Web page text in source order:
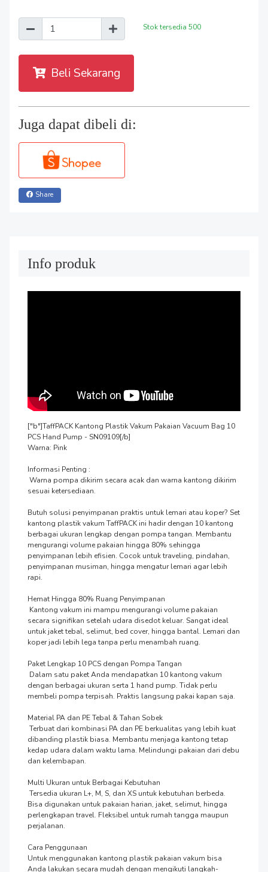
Stok tersedia 500
Beli Sekarang
Juga dapat dibeli di:
Share
Info produk
["b"]TaffPACK Kantong Plastik Vakum Pakaian Vacuum Bag 10
PCS Hand Pump - SN09109[/b]
Warna: Pink
Informasi Penting :
sesuai ketersediaan.
Butuh solusi penyimpanan praktis untuk lemari atau koper? Set
kantong plastik vakum TaffPACK ini hadir dengan 10 kantong
berbagai ukuran lengkap dengan pompa tangan. Membantu
mengurangi volume pakaian hingga 80% sehingga
penyimpanan lebih efisien. Cocok untuk traveling, pindahan,
penyimpanan musiman, hingga mengatur lemari agar lebih
rapi.
Hemat Hingga 80% Ruang Penyimpanan
secara signifikan setelah udara disedot keluar. Sangat ideal
untuk jaket tebal, selimut, bed cover, hingga bantal. Lemari dan
koper jadi lebih lega tanpa perlu menambah ruang.
Paket Lengkap 10 PCS dengan Pompa Tangan
dengan berbagai ukuran serta 1 hand pump. Tidak perlu
membeli pompa terpisah. Praktis langsung pakai kapan saja.
Material PA dan PE Tebal & Tahan Sobek
dibanding plastik biasa. Membantu menjaga kantong tetap
kedap udara dalam waktu lama. Melindungi pakaian dari debu
dan kelembapan.
Multi Ukuran untuk Berbagai Kebutuhan
Bisa digunakan untuk pakaian harian, jaket, selimut, hingga
perlengkapan travel. Fleksibel untuk rumah tangga maupun
perjalanan.
Cara Penggunaan
Untuk menggunakan kantong plastik pakaian vakum bisa
Anda lakukan secara mudah dengan mengikuti langkah-